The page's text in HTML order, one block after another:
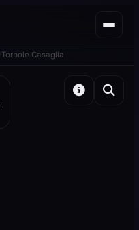
Torbole Casaglia